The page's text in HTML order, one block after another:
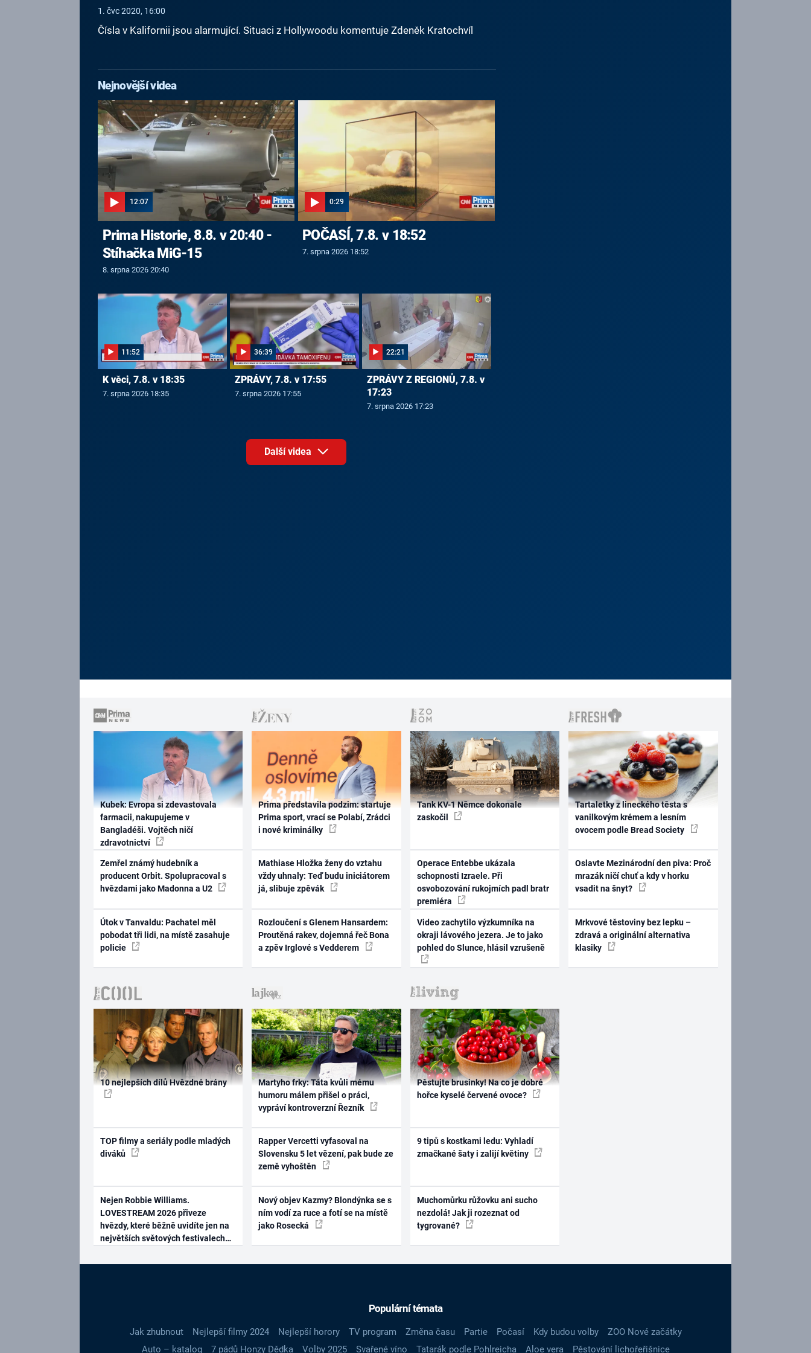
1. čvc 2020, 16:00
Čísla v Kalifornii jsou alarmující. Situaci z Hollywoodu komentuje Zdeněk Kratochvíl
Nejnovější videa
12:07
Prima Historie, 8.8. v 20:40 -
Stíhačka MiG-15
8. srpna 2026 20:40
0:29
POČASÍ, 7.8. v 18:52
7. srpna 2026 18:52
11:52
K věci, 7.8. v 18:35
7. srpna 2026 18:35
36:39
ZPRÁVY, 7.8. v 17:55
7. srpna 2026 17:55
22:21
ZPRÁVY Z REGIONŮ, 7.8. v
17:23
7. srpna 2026 17:23
Další videa
Kubek: Evropa si zdevastovala
farmacii, nakupujeme v
Bangladéši. Vojtěch ničí
zdravotnictví
Zemřel známý hudebník a
producent Orbit. Spolupracoval s
hvězdami jako Madonna a U2
Útok v Tanvaldu: Pachatel měl
pobodat tři lidi, na místě zasahuje
policie
Prima představila podzim: startuje
Prima sport, vrací se Polabí, Zrádci
i nové kriminálky
Mathiase Hložka ženy do vztahu
vždy uhnaly: Teď budu iniciátorem
já, slibuje zpěvák
Rozloučení s Glenem Hansardem:
Proutěná rakev, dojemná řeč Bona
a zpěv Irglové s Vedderem
Tank KV-1 Němce dokonale
zaskočil
Operace Entebbe ukázala
schopnosti Izraele. Při
osvobozování rukojmích padl bratr
premiéra
Video zachytilo výzkumníka na
okraji lávového jezera. Je to jako
pohled do Slunce, hlásil vzrušeně
Tartaletky z lineckého těsta s
vanilkovým krémem a lesním
ovocem podle Bread Society
Oslavte Mezinárodní den piva: Proč
mrazák ničí chuť a kdy v horku
vsadit na šnyt?
Mrkvové těstoviny bez lepku –
zdravá a originální alternativa
klasiky
10 nejlepších dílů Hvězdné brány
TOP filmy a seriály podle mladých
diváků
Nejen Robbie Williams.
LOVESTREAM 2026 přiveze
hvězdy, které běžně uvidíte jen na
největších světových festivalech
Martyho frky: Táta kvůli mému
humoru málem přišel o práci,
vypráví kontroverzní Řezník
Rapper Vercetti vyfasoval na
Slovensku 5 let vězení, pak bude ze
země vyhoštěn
Nový objev Kazmy? Blondýnka se s
ním vodí za ruce a fotí se na místě
jako Rosecká
Pěstujte brusinky! Na co je dobré
hořce kyselé červené ovoce?
9 tipů s kostkami ledu: Vyhladí
zmačkané šaty i zalijí květiny
Muchomůrku růžovku ani sucho
nezdolá! Jak ji rozeznat od
tygrované?
Populární témata
Jak zhubnout Nejlepší filmy 2024 Nejlepší horory TV program Změna času Partie Počasí Kdy budou volby
ZOO Nové začátky
Auto – katalog
7 pádů Honzy Dědka Volby 2025 Svařené víno Tatarák podle Pohlreicha Aloe vera Pěstování lichořeřišnice